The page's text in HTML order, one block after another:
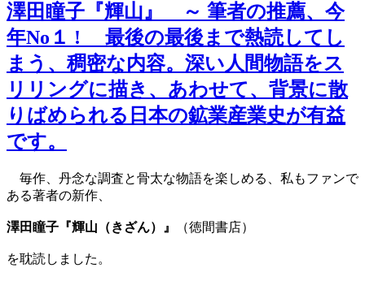
澤田瞳子『輝山』 ～ 筆者の推薦、今
年No１ ! 最後の最後まで熱読してし
まう、稠密な内容。深い人間物語をス
リリングに描き、あわせて、背景に散
りばめられる日本の鉱業産業史が有益
です。
毎作、丹念な調査と骨太な物語を楽しめる、私もファンで
ある著者の新作、
澤田瞳子『輝山（きざん）』 （徳間書店）
を耽読しました。